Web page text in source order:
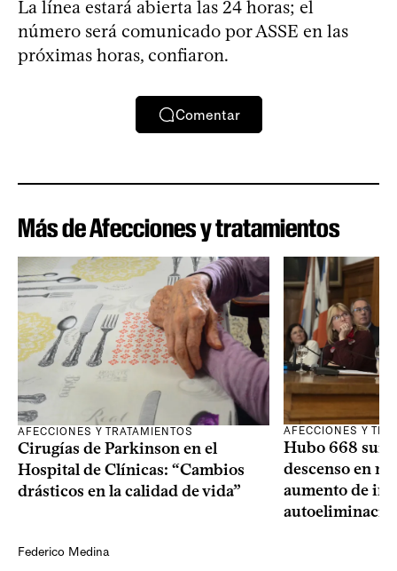
La línea estará abierta las 24 horas; el
número será comunicado por ASSE en las
próximas horas, confiaron.
Comentar
Más de Afecciones y tratamientos
AFECCIONES Y TRATAMIENTOS
Cirugías de Parkinson en el
Hospital de Clínicas: “Cambios
drásticos en la calidad de vida”
Federico Medina
AFECCIONES Y
Hubo 668
descenso en
aumento de